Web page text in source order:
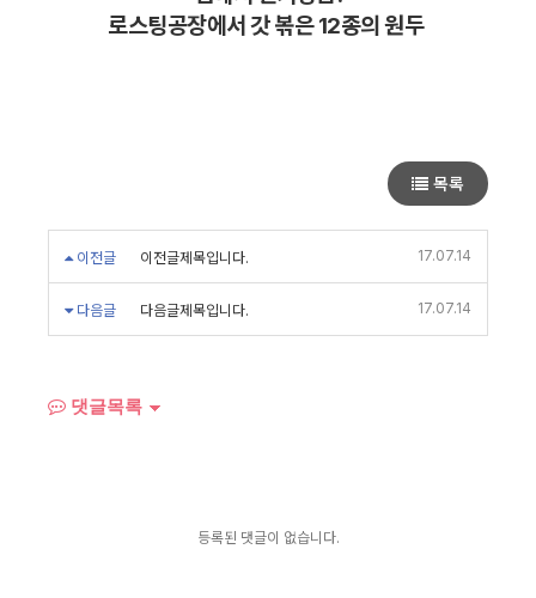
로스팅공장에서 갓 볶은 12종의 원두
목록
이전글 이전글제목입니다. 17.07.14
다음글 다음글제목입니다. 17.07.14
댓글목록
등록된 댓글이 없습니다.